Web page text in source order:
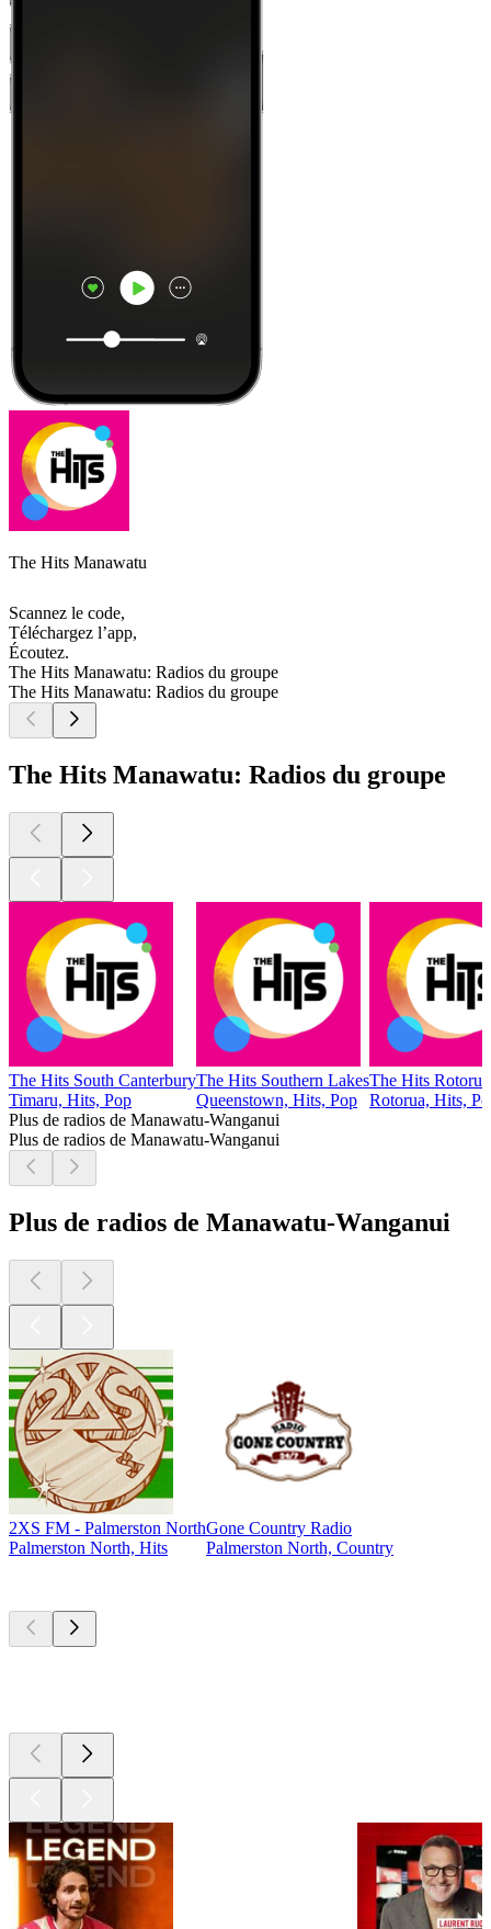
The Hits Manawatu
Scannez le code,
Téléchargez l’app,
Écoutez.
The Hits Manawatu: Radios du groupe
The Hits Manawatu: Radios du groupe
The Hits Manawatu: Radios du groupe
The Hits South Canterbury
Timaru, Hits, Pop
The Hits Southern Lakes
Queenstown, Hits, Pop
The Hits Rotorua
Rotorua, Hits,
Plus de radios de Manawatu-Wanganui
Plus de radios de Manawatu-Wanganui
Plus de radios de Manawatu-Wanganui
2XS FM - Palmerston North
Palmerston North, Hits
Gone Country Radio
Palmerston North, Country